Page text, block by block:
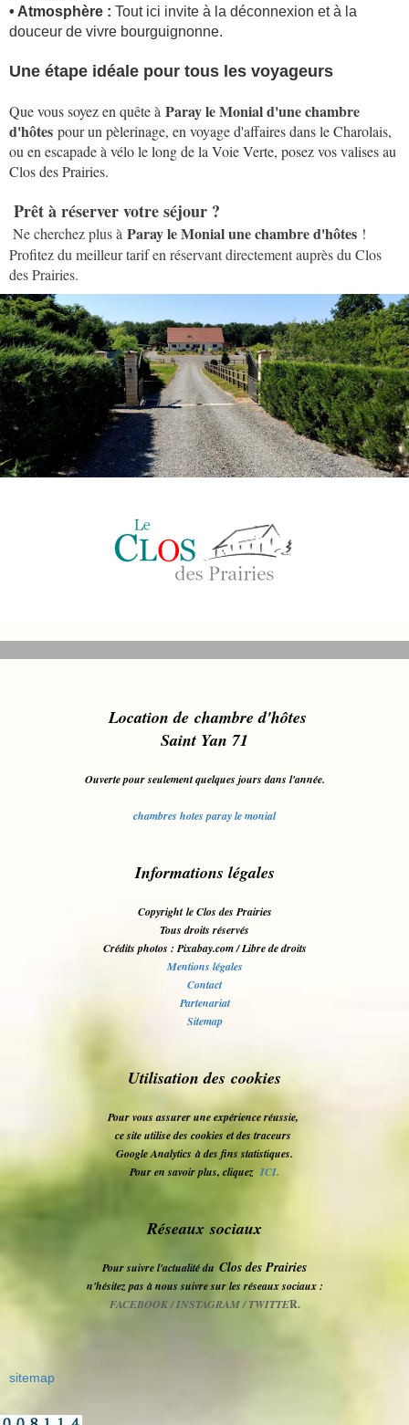
• Atmosphère : Tout ici invite à la déconnexion et à la
douceur de vivre bourguignonne.
Une étape idéale pour tous les voyageurs
Que vous soyez en quête à Paray le Monial d'une chambre
d'hôtes pour un pèlerinage, en voyage d'affaires dans le Charolais,
ou en escapade à vélo le long de la Voie Verte, posez vos valises au
Clos des Prairies.
Prêt à réserver votre séjour ?
Ne cherchez plus à Paray le Monial une chambre d'hôtes !
Profitez du meilleur tarif en réservant directement auprès du Clos
des Prairies.
Location de chambre d'hôtes
Saint Yan 71
Ouverte pour seulement quelques jours dans l'année.
chambres hotes paray le monial
Informations légales
Copyright le Clos des Prairies
Tous droits réservés
Crédits photos : Pixabay.com / Libre de droits
Mentions légales
Contact
Partenariat
Sitemap
Utilisation des cookies
Pour vous assurer une expérience réussie,
ce site utilise des cookies et des traceurs
Google Analyticsà des fins statistiques.
Pour en savoir plus, cliquez ICI.
Réseaux sociaux
Pour suivre l'actualité du Clos des Prairies
n'hésitez pas à nous suivre sur les réseaux sociaux :
FACEBOOK / INSTAGRAM / TWITTER.
sitemap